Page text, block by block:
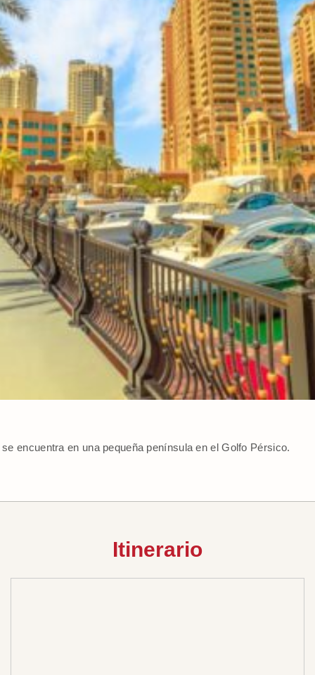
encuentra en una pequeña península en el Golfo Pérsico.
Itinerario